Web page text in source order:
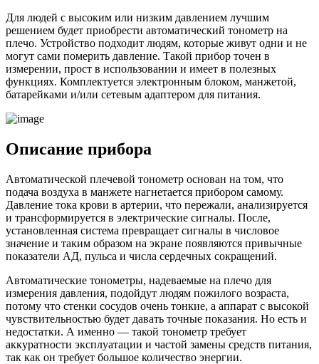
Для людей с высоким или низким давлением лучшим
решением будет приобрести автоматический тонометр на
плечо. Устройство подходит людям, которые живут одни и не
могут сами померить давление. Такой прибор точен в
измерении, прост в использовании и имеет в полезных
функциях. Комплектуется электронным блоком, манжетой,
батарейками и/или сетевым адаптером для питания.
Описание прибора
Автоматической плечевой тонометр основан на том, что
подача воздуха в манжете нагнетается прибором самому.
Давление тока крови в артерии, что пережали, анализируется
и трансформируется в электрические сигналы. После,
установленная система превращает сигналы в числовое
значение и таким образом на экране появляются привычные
показатели АД, пульса и числа сердечных сокращений.
Автоматические тонометры, надеваемые на плечо для
измерения давления, подойдут людям пожилого возраста,
потому что стенки сосудов очень тонкие, а аппарат с высокой
чувствительностью будет давать точные показания. Но есть и
недостатки. А именно — такой тонометр требует
аккуратности эксплуатации и частой замены средств питания,
так как он требует большое количество энергии.